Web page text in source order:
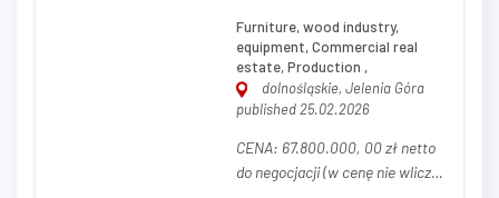
Furniture, wood industry,
equipment, Commercial real
estate, Production ,
dolnośląskie, Jelenia Góra
published 25.02.2026
CENA: 67.800.000, 00 zł netto
do negocjacji (w cenę nie wlicza